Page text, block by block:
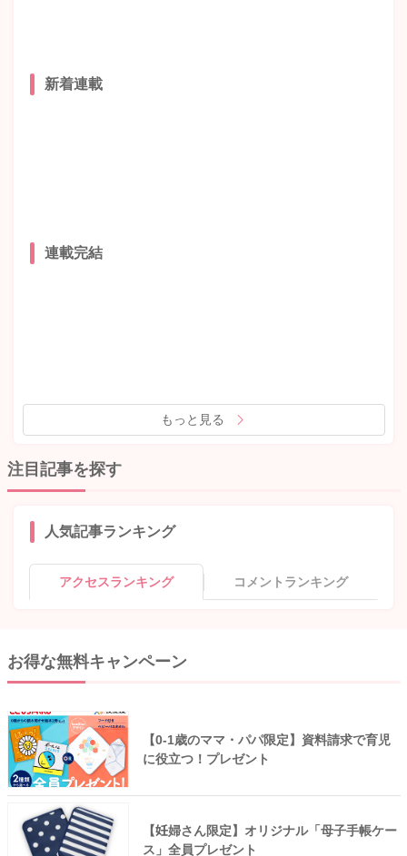
新着連載
連載完結
もっと見る
注目記事を探す
人気記事ランキング
アクセスランキング コメントランキング
お得な無料キャンペーン
【0-1歳のママ・パパ限定】資料請求で育児
に役立つ！プレゼント
【妊婦さん限定】オリジナル「母子手帳ケー
ス」全員プレゼント